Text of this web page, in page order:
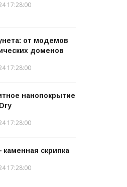
17:28:00
от модемов
доменов
17:28:00
нанопокрытие
17:28:00
скрипка
17:28:00